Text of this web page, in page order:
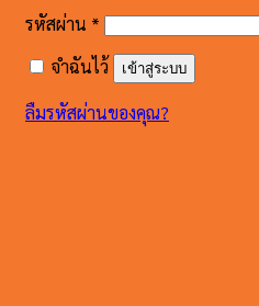
รหัสผ่าน * ต้องการ
จำฉันไว้
เข้าสู่ระบบ
ลืมรหัสผ่านของคุณ?